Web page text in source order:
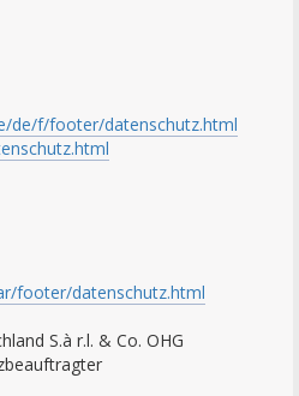
de/f/footer/datenschutz.html
footer/datenschutz.html
S.à r.l. & Co. OHG